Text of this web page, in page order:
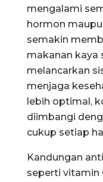
mengalami
hormon
semakin
makanan kaya
melancarkan
menjaga
lebih optimal,
diimbangi
cukup setiap
Kandungan
seperti vitamin